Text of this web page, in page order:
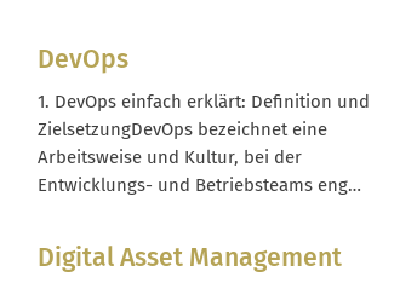
Haushaltsgröße, Bildungsniveau, Beruf und
Einkommen. Sie werden erhoben, um
Bevölkerungen, Märkte oder Kundengruppen
systematisch zu analysieren. In der Praxis
unterscheidest du...
DevOps
1. DevOps einfach erklärt: Definition und
ZielsetzungDevOps bezeichnet eine
Arbeitsweise und Kultur, bei der
Entwicklungs- und Betriebsteams eng
zuverlässiger und in kurzen Zyklen
bereitzustellen. Im Kern geht es darum, Silos
Digital Asset Management